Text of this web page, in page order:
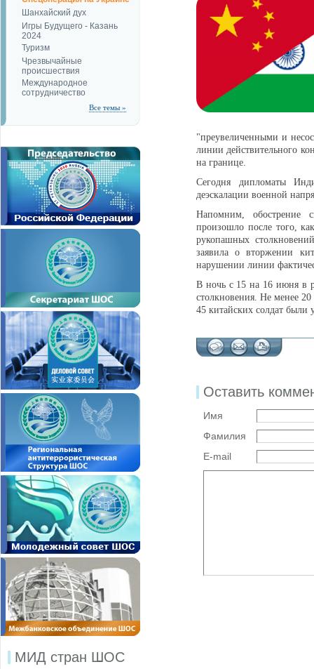
Шанхайский дух
Игры Будущего - Казань
2024
Туризм
Чрезвычайные
происшествия
Международное
сотрудничество
Все темы »
МИД стран ШОС
"преувеличенными и
линии действительного
на границе.
Сегодня дипломаты
деэскалации военной
Напомним, обострение
произошло после того,
рукопашных
заявила о вторжении
нарушении линии
В ночь с 15 на 16 июня в
столкновения. Не менее
45 китайских солдат были
Оставить
Имя
Фамилия
E-mail